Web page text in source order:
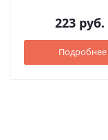
223 руб.
Подробнее